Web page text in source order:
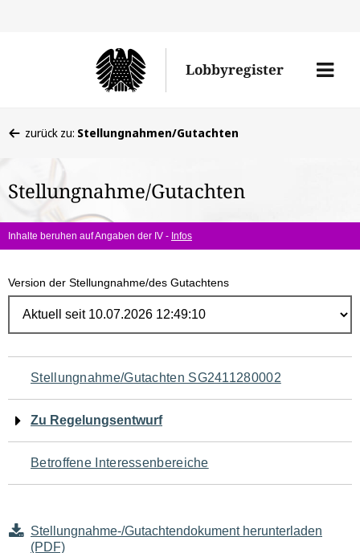
Lobbyregister
Menü
befinden
hier:
zurück zu: Stellungnahmen/Gutachten
Stellungnahme/Gutachten
Inhalte beruhen auf Angaben der IV - Infos
Version der Stellungnahme/des Gutachtens
Navigation
für
den
Seiteninhalt
Stellungnahme/Gutachten SG2411280002
Zu Regelungsentwurf
Betroffene Interessenbereiche
Stellungnahme-/Gutachtendokument herunterladen
(PDF)